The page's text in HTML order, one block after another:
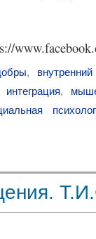
,
интеграция,